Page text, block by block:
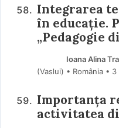
Integrarea
în educație.
„Pedagogie
Ioana Alina
(Vaslui) • România
3
Importanța
activitatea